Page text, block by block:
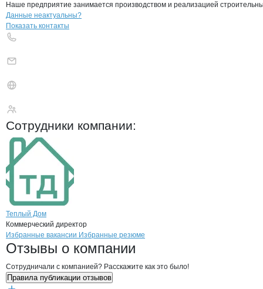
Наше предприятие занимается производством и реализацией
Контактыкомпании
+7(800)000-00-..
Данные неактуальны?
Показать контакты
Сотрудники компании:
Теплый Дом
Коммерческий директор
Брендыкомпани Теплый Дом
Вакансии вТеплый Дом
Избранные вакансии Избранные резюме
Новости oТеплый Дом, ООО
Отзывы о компании
Сотрудничали с компанией? Расскажите как это было!
Правила публикации отзывов